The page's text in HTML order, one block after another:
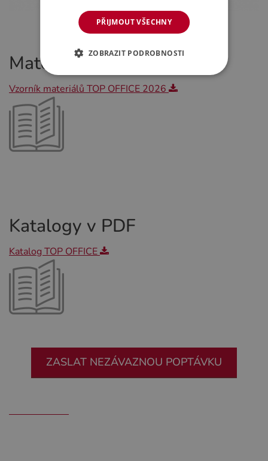
Materiály ke stažení
Vzorník materiálů TOP OFFICE 2026
Katalogy v PDF
Katalog TOP OFFICE
ZASLAT NEZÁVAZNOU POPTÁVKU
PŘIJMOUT VŠECHNY
ZOBRAZIT PODROBNOSTI